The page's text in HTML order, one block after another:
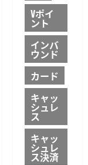
Vポイ
ント
インバ
ウンド
カード
キャッ
シュレ
ス
キャッ
シュレ
ス決済